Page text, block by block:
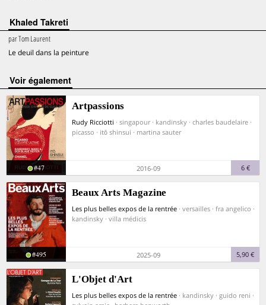
Khaled Takreti
parTom Laurent
Le deuil dans la peinture
voir également
Artpassions
Rudy Ricciotti · singapour · kandinsky · charles baudelaire ·
picasso · itō shinsui · martina sauter
#47 2016-09 6 €
Beaux Arts Magazine
Les plus belles expos de la rentrée · versailles · fra angelico ·
kandinsky · villa médicis
#495 2025-09 5,90 €
L'Objet d'Art
Les plus belles expos de la rentrée · kandinsky · guido reni ·